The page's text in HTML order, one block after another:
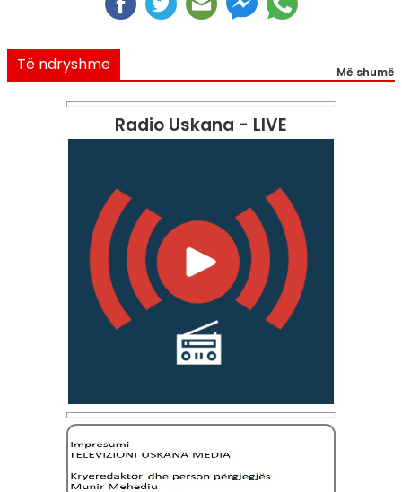
Të ndryshme Më shumë
Radio Uskana - LIVE